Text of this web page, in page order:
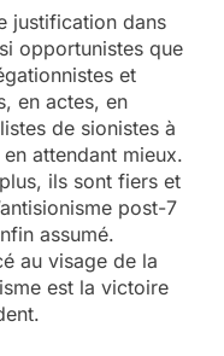
justification dans
opportunistes que
et
en actes, en
de sionistes à
attendant mieux.
ils sont fiers et
post-7
assumé.
au visage de la
est la victoire